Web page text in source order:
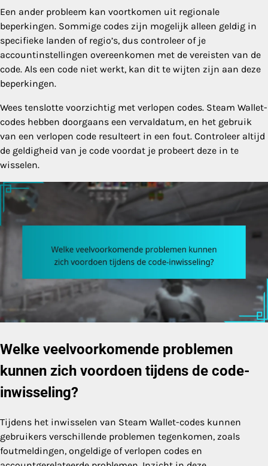
Een ander probleem kan voortkomen uit regionale
beperkingen. Sommige codes zijn mogelijk alleen geldig in
specifieke landen of regio’s, dus controleer of je
accountinstellingen overeenkomen met de vereisten van de
code. Als een code niet werkt, kan dit te wijten zijn aan deze
beperkingen.
Wees tenslotte voorzichtig met verlopen codes. Steam Wallet-
codes hebben doorgaans een vervaldatum, en het gebruik
van een verlopen code resulteert in een fout. Controleer altijd
de geldigheid van je code voordat je probeert deze in te
wisselen.
Welke veelvoorkomende problemen
kunnen zich voordoen tijdens de code-
inwisseling?
Tijdens het inwisselen van Steam Wallet-codes kunnen
gebruikers verschillende problemen tegenkomen, zoals
foutmeldingen, ongeldige of verlopen codes en